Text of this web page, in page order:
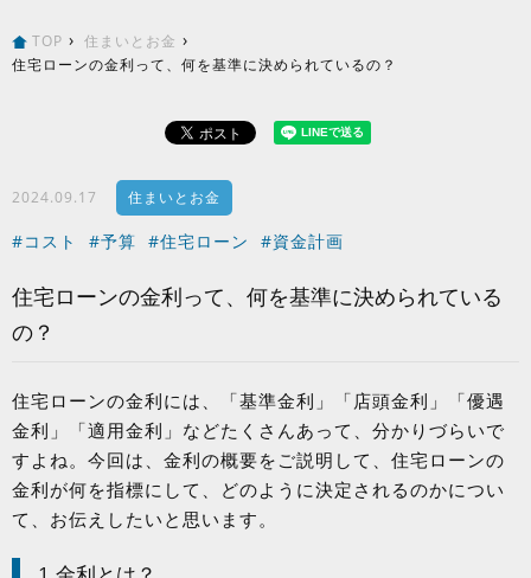
TOP
住まいとお金
住宅ローンの金利って、何を基準に決められているの？
2024.09.17 住まいとお金
#コスト #予算 #住宅ローン #資金計画
住宅ローンの金利って、何を基準に決められている
の？
住宅ローンの金利には、「基準金利」「店頭金利」「優遇
金利」「適用金利」などたくさんあって、分かりづらいで
すよね。今回は、金利の概要をご説明して、住宅ローンの
金利が何を指標にして、どのように決定されるのかについ
て、お伝えしたいと思います。